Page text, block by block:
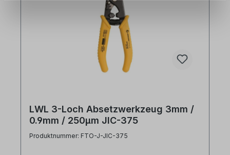
LWL 3-Loch Absetzwerkzeug 3mm /
0.9mm / 250µm JIC-375
Produktnummer: FTO-J-JIC-375